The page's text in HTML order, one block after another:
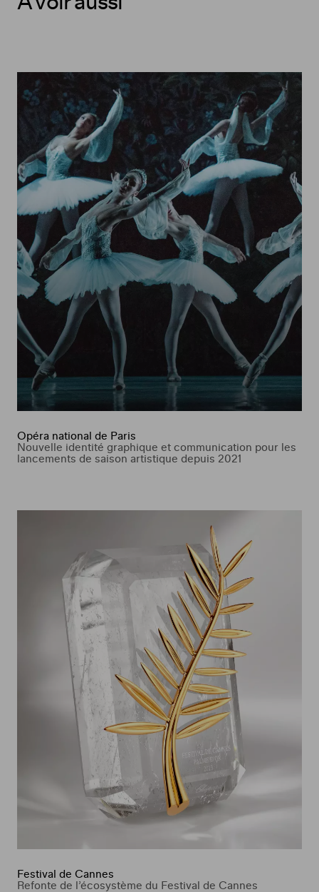
Opéra national de Paris
Nouvelle identité graphique et communication pour les
lancements de saison artistique depuis 2021
Festival de Cannes
Refonte de l’écosystème du Festival de Cannes